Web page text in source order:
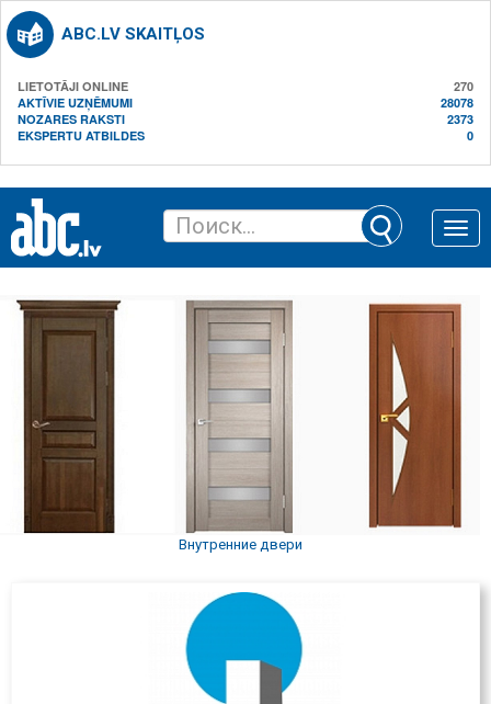
ABC.LV SKAITĻOS
LIETOTĀJI ONLINE
270
AKTĪVIE UZŅĒMUMI
28078
NOZARES RAKSTI
2373
EKSPERTU ATBILDES
0
Toggle
Внутренние двери